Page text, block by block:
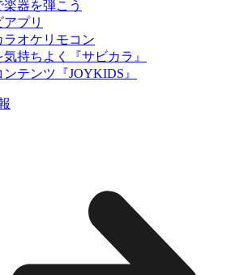
器を弾こう
プリ
ラオケリモコン
持ちよく『サビカラ』
テンツ『JOYKIDS』